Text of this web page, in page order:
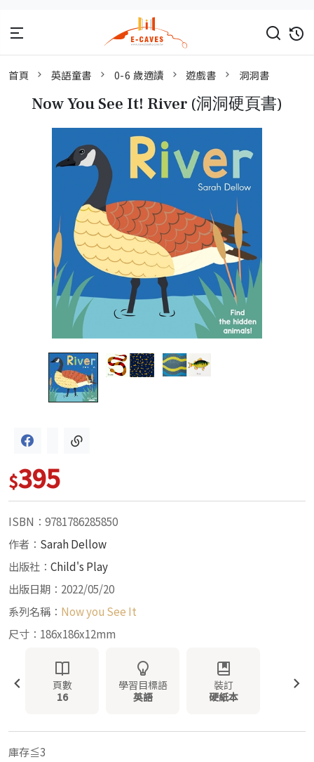
首頁 英語童書 0-6 歲適讀 遊戲書 洞洞書
Now You See It! River (洞洞硬頁書)
$395
ISBN：9781786285850
作者： Sarah Dellow
出版社： Child's Play
出版日期：2022/05/20
系列名稱： Now you See It
尺寸：186x186x12mm
頁數
16
學習目標語
英語
裝訂
硬紙本
庫存≦3